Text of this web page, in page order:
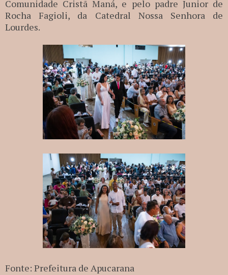
Comunidade Cristã Maná, e pelo padre Junior de
Rocha Fagioli, da Catedral Nossa Senhora de
Lourdes.
Fonte: Prefeitura de Apucarana